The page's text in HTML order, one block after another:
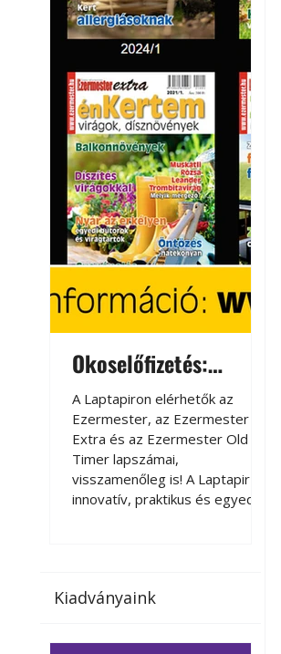
Okoselőfizetés:
Ezermester Extra
A Laptapiron elérhetők az
Ezermester, az Ezermester
Extra és az Ezermester Old
Timer lapszámai,
visszamenőleg is! A Laptapir új,
innovatív, praktikus és egyedi
az otthonában, útközben vagy
elérhetők lapszámaink. Bárhol,
Kiadványaink